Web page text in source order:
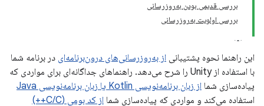
بررسی قدیمی بودن به‌روزرسانی
بررسی اولویت به‌روزرسانی
این راهنما نحوه پشتیبانی از به‌روزرسانی‌های درون‌برنامه‌ای در برنامه شما
با استفاده از Unity را شرح می‌دهد. راهنماهای جداگانه‌ای برای مواردی که
پیاده‌سازی شما از زبان برنامه‌نویسی Kotlin یا زبان برنامه‌نویسی Java
استفاده می‌کند و مواردی که پیاده‌سازی شما از کد بومی (C/C++)